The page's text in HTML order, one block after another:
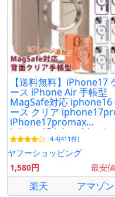
カラー：
ブラック
ディープパープル
ダークグリーン
ブルー
ピンク
ネイビー
グレイ
ブラウン
デザートゴールド
オレンジ
キーワード：
iPhone17 ケース 手
【送料無料】iPhone17
ース iPhone Air 手帳型
MagSafe対応 iphone16
ース クリア
iPhone17promax
iphone15 iphon14 かわい
い おしゃれ 韓国 耐衝撃
人
4.4(411件)
ヤフーショッピング
1,580円
最安値
楽天 アマゾン